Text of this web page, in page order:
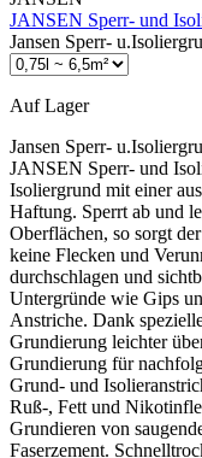
JANSEN Sperr- und
Jansen Sperr-
Auf Lager
Jansen Sperr-
JANSEN Sperr- und
Isoliergrund mit einer
Haftung. Sperrt ab und
Oberflächen, so sorgt
keine Flecken und
durchschlagen und
Untergründe wie Gips
Anstriche. Dank
Grundierung leichter
Grundierung für
Grund- und
Ruß-, Fett und
Grundieren von
Faserzement.